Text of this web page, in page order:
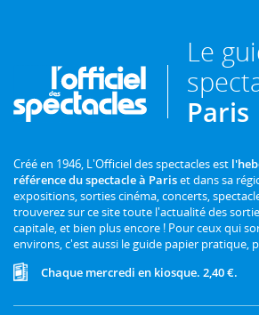
Le
Paris
Créé en 1946, L'Officiel des spectacles est
référence du spectacle à Pariset dans sa
expositions, sorties cinéma, concerts,
trouverez sur ce site toute l'actualité des
capitale, et bien plus encore ! Pour ceux qui
environs, c'est aussi le guide papier pratique,
Chaque mercredi en kiosque. 2,40 €.